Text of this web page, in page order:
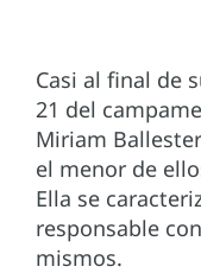
Casi al final de
21 del
Miriam
el menor de
Ella se
responsable
mismos.